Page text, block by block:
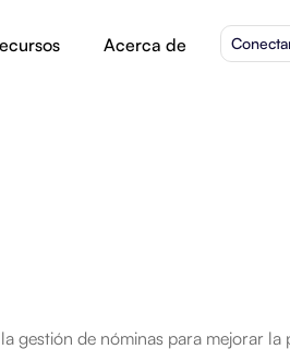
gestión de nóminas para mejorar
Acerca de